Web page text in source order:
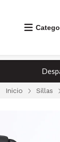
Inicio Sillas